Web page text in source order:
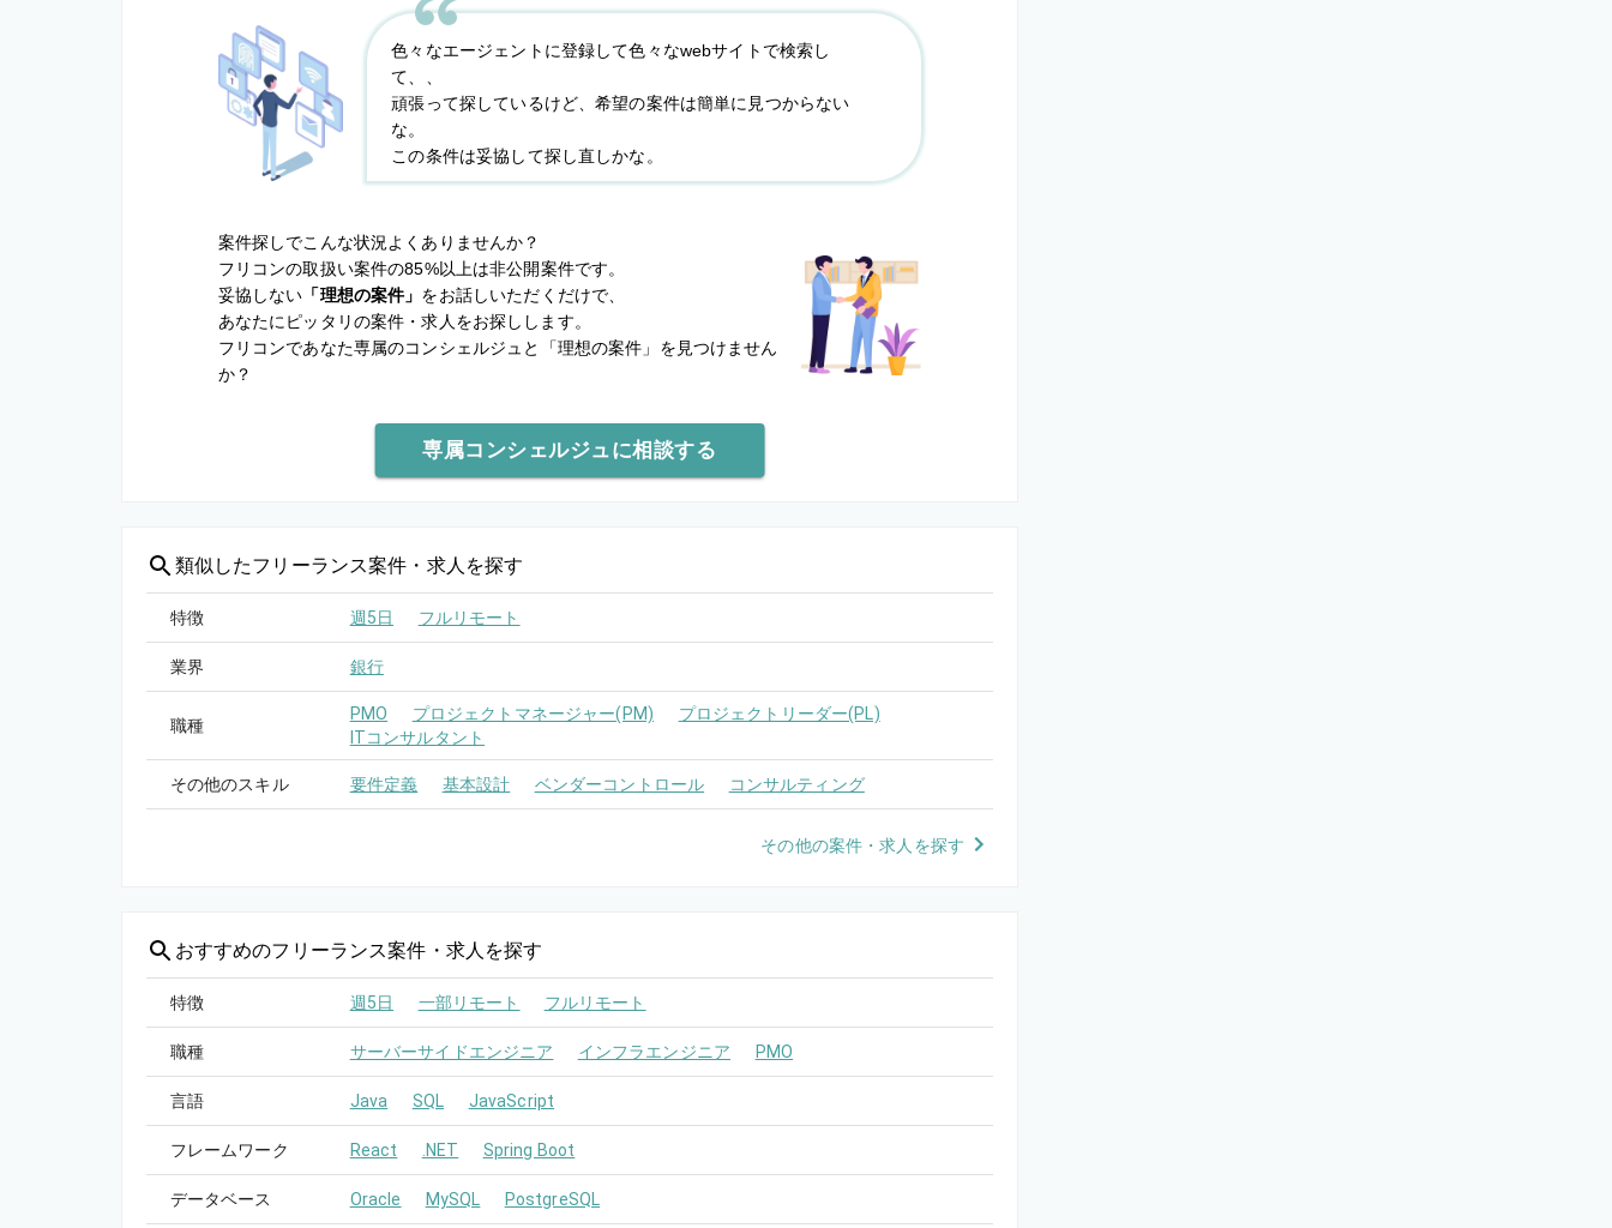
色々なエージェントに登録して色々なwebサイトで検索し
て、、
頑張って探しているけど、希望の案件は簡単に見つからない
な。
この条件は妥協して探し直しかな。
案件探しでこんな状況よくありませんか？
フリコンの取扱い案件の85%以上は非公開案件です。
妥協しない 「理想の案件」 をお話しいただくだけで、
あなたにピッタリの案件・求人をお探しします。
フリコンであなた専属のコンシェルジュと
「理想の案件」を見つけません
か？
専属コンシェルジュに相談する
類似したフリーランス案件・求人を探す
特徴 週5日 フルリモート
業界 銀行
職種
PMO プロジェクトマネージャー(PM)
プロジェクトリーダー(PL)
ITコンサルタント
その他のスキル 要件定義 基本設計 ベンダーコントロール コンサルティング
その他の案件・求人を探す
おすすめのフリーランス案件・求人を探す
特徴 週5日 一部リモート フルリモート
職種 サーバーサイドエンジニア インフラエンジニア PMO
言語 Java SQL JavaScript
フレームワーク React .NET Spring Boot
データベース Oracle MySQL PostgreSQL